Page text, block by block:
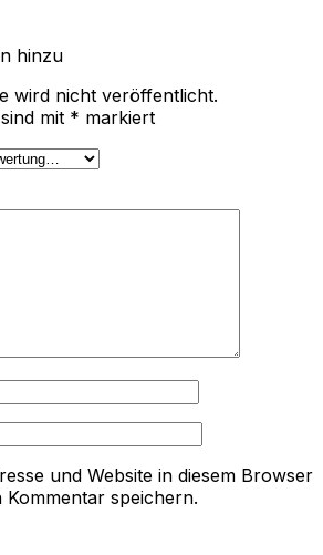
hinzu
wird nicht veröffentlicht.
mit * markiert
und Website in diesem Browser
speichern.